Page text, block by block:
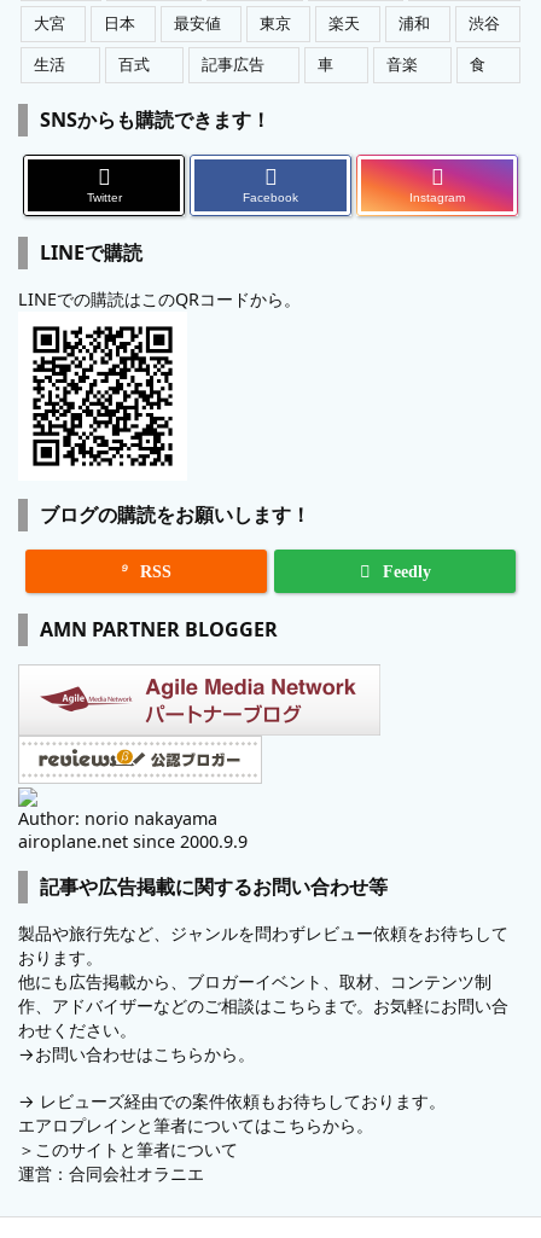
大宮
日本 最安値 東京 楽天 浦和
渋谷
生活
百式 記事広告 車 音楽 食
SNSからも購読できます！
Twitter Facebook Instagram
LINEで購読
LINEでの購読はこのQRコードから。
ブログの購読をお願いします！
 RSS Feedly
AMN PARTNER BLOGGER
Author: norio nakayama
airoplane.net since 2000.9.9
記事や広告掲載に関するお問い合わせ等
製品や旅行先など、ジャンルを問わずレビュー依頼をお待ちして
おります。
他にも広告掲載から、ブロガーイベント、取材、コンテンツ制
作、アドバイザーなどのご相談はこちらまで。お気軽にお問い合
わせください。
→お問い合わせはこちらから。
→ レビューズ経由での案件依頼もお待ちしております。
エアロプレインと筆者についてはこちらから。
＞ このサイトと筆者について
運営： 合同会社オラニエ